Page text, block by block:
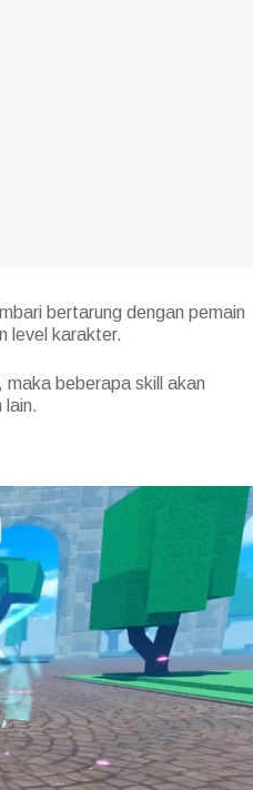
bertarung dengan pemain
level karakter.
beberapa skill akan
lain.